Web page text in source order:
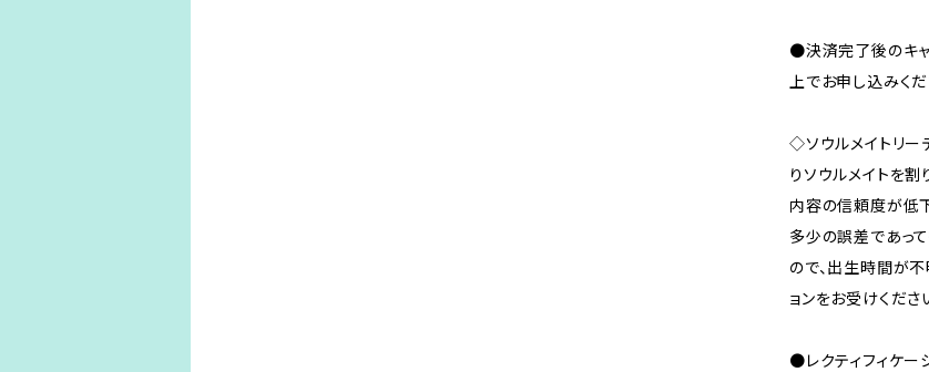
●決済完了後のキャ
上でお申し込みくだ
◇ソウルメイトリー
りソウルメイトを
内容の信頼度が低
多少の誤差であっ
ので、出生時間が
ョンをお受けくださ
●レクティフィケー